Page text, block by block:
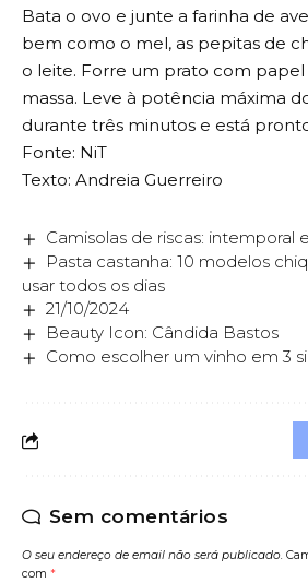
Bata o ovo e junte a farinha de
bem como o mel, as pepitas de
o leite. Forre um prato com
massa. Leve à potência máxima
durante três minutos e está
Fonte: NiT
Texto: Andreia Guerreiro
Camisolas de riscas: intemporal
Pasta castanha: 10 modelos
usar todos os dias
21/10/2024
Beauty Icon: Cândida Bastos
Como escolher um vinho em 3
Sem comentários
O seu endereço de email não será publicado.
com *